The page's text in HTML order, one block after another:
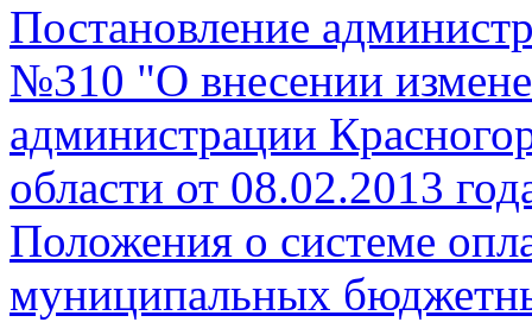
Постановление
№310 "О внесении
администрации
области от 08.02.2013
Положения о системе
муниципальных